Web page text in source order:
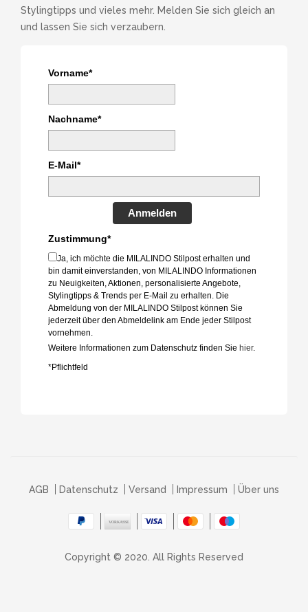
Stylingtipps und vieles mehr. Melden Sie sich gleich an
und lassen Sie sich verzaubern.
Vorname*
Nachname*
E-Mail*
Anmelden
Zustimmung*
Ja, ich möchte die MILALINDO Stilpost erhalten und
bin damit einverstanden, von MILALINDO Informationen
zu Neuigkeiten, Aktionen, personalisierte Angebote,
Stylingtipps & Trends per E-Mail zu erhalten. Die
Abmeldung von der MILALINDO Stilpost können Sie
jederzeit über den Abmeldelink am Ende jeder Stilpost
vornehmen.
Weitere Informationen zum Datenschutz finden Sie hier.
*Pflichtfeld
AGB Datenschutz Versand Impressum Über uns
Copyright © 2020. All Rights Reserved